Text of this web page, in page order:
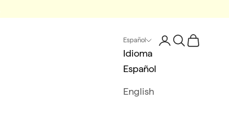
Español
Idioma
Español
English
Iniciar sesión
BuscarTu Carrito